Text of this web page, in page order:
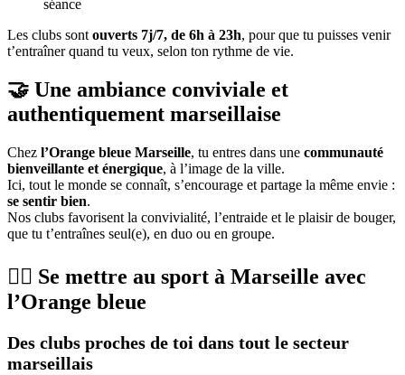
séance
Les clubs sont ouverts 7j/7, de 6h à 23h, pour que tu puisses venir
t’entraîner quand tu veux, selon ton rythme de vie.
🤝 Une ambiance conviviale et
authentiquement marseillaise
Chez l’Orange bleue Marseille, tu entres dans une communauté
bienveillante et énergique, à l’image de la ville.
Ici, tout le monde se connaît, s’encourage et partage la même envie :
se sentir bien.
Nos clubs favorisent la convivialité, l’entraide et le plaisir de bouger,
que tu t’entraînes seul(e), en duo ou en groupe.
🏃‍♀️ Se mettre au sport à Marseille avec
l’Orange bleue
Des clubs proches de toi dans tout le secteur
marseillais